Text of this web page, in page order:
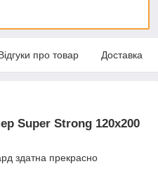
про товар Доставка
Strong 120x200
здатна прекрасно